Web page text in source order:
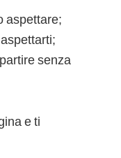
aspettare;
senza
e ti